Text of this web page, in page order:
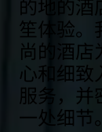
的地的酒
笙体验。
尚的酒店
心和细致
服务，并
一处细节。